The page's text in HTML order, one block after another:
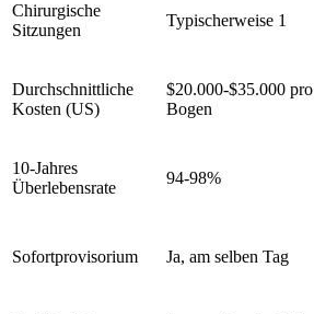
Chirurgische
Sitzungen
Typischerweise 1
Durchschnittliche
Kosten (US)
$20.000-$35.000 pro
Bogen
10-Jahres
Überlebensrate
94-98%
Sofortprovisorium Ja, am selben Tag